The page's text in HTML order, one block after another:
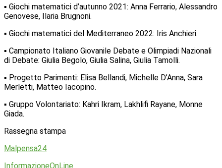
▪ Giochi matematici d’autunno 2021: Anna Ferrario, Alessandro
Genovese, Ilaria Brugnoni.
▪ Giochi matematici del Mediterraneo 2022: Iris Anchieri.
▪ Campionato Italiano Giovanile Debate e Olimpiadi Nazionali
di Debate: Giulia Begolo, Giulia Salina, Giulia Tamolli.
▪ Progetto Parimenti: Elisa Bellandi, Michelle D’Anna, Sara
Merletti, Matteo Iacopino.
▪ Gruppo Volontariato: Kahri Ikram, Lakhlifi Rayane, Monne
Giada.
Rassegna stampa
Malpensa24
InformazioneOnLine